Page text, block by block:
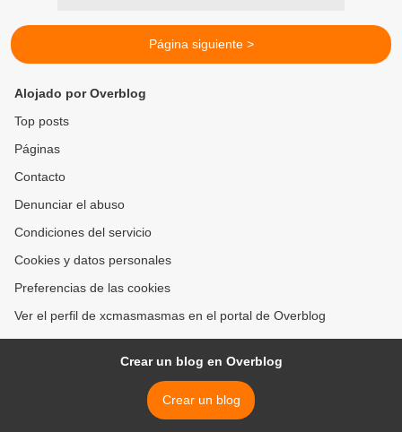
Página siguiente >
Alojado por Overblog
Top posts
Páginas
Contacto
Denunciar el abuso
Condiciones del servicio
Cookies y datos personales
Preferencias de las cookies
Ver el perfil de xcmasmasmas en el portal de Overblog
Crear un blog en Overblog
Crear un blog